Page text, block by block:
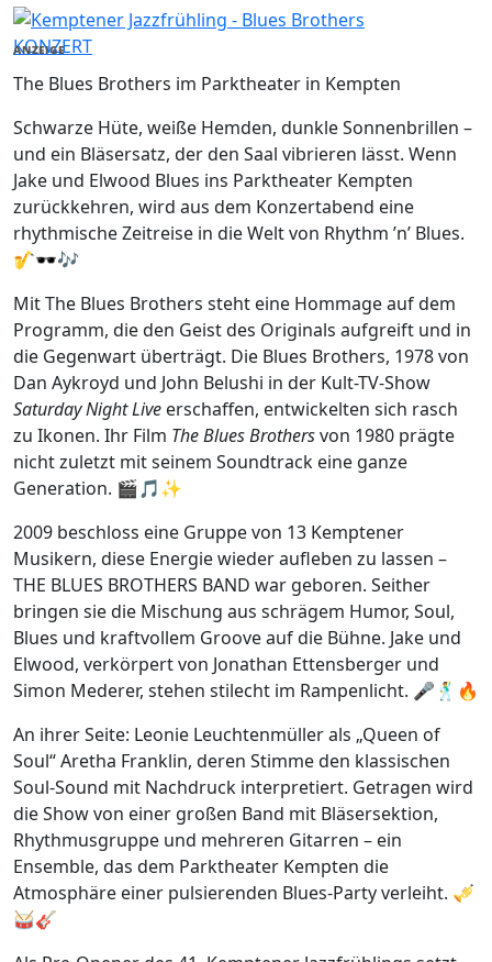
KONZERT
ANZEIGE
The Blues Brothers im Parktheater in Kempten
Schwarze Hüte, weiße Hemden, dunkle Sonnenbrillen –
und ein Bläsersatz, der den Saal vibrieren lässt. Wenn
Jake und Elwood Blues ins Parktheater Kempten
zurückkehren, wird aus dem Konzertabend eine
rhythmische Zeitreise in die Welt von Rhythm ’n’ Blues.
🎷🕶️🎶
Mit The Blues Brothers steht eine Hommage auf dem
Programm, die den Geist des Originals aufgreift und in
die Gegenwart überträgt. Die Blues Brothers, 1978 von
Dan Aykroyd und John Belushi in der Kult-TV-Show
Saturday Night Live erschaffen, entwickelten sich rasch
zu Ikonen. Ihr Film The Blues Brothersvon 1980 prägte
nicht zuletzt mit seinem Soundtrack eine ganze
Generation. 🎬🎵✨
2009 beschloss eine Gruppe von 13 Kemptener
Musikern, diese Energie wieder aufleben zu lassen –
THE BLUES BROTHERS BAND war geboren. Seither
bringen sie die Mischung aus schrägem Humor, Soul,
Blues und kraftvollem Groove auf die Bühne. Jake und
Elwood, verkörpert von Jonathan Ettensberger und
Simon Mederer, stehen stilecht im Rampenlicht. 🎤🕺🔥
An ihrer Seite: Leonie Leuchtenmüller als „Queen of
Soul“ Aretha Franklin, deren Stimme den klassischen
Soul-Sound mit Nachdruck interpretiert. Getragen wird
die Show von einer großen Band mit Bläsersektion,
Rhythmusgruppe und mehreren Gitarren – ein
Ensemble, das dem Parktheater Kempten die
Atmosphäre einer pulsierenden Blues-Party verleiht. 🎺
🥁🎸